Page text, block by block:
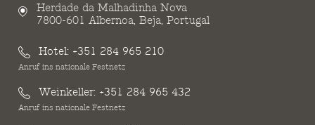
Herdade da Malhadinha Nova
7800-601 Albernoa, Beja, Portugal
Hotel: +351 284 965 210
Anruf ins nationale Festnetz
Weinkeller: +351 284 965 432
Anruf ins nationale Festnetz